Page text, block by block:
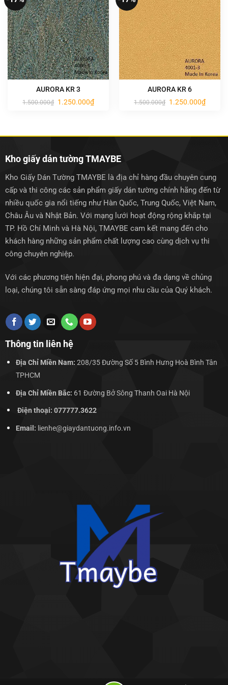
AURORA KR 3
1.500.000₫ Giá
gốc
1.250.000₫Giá
hiện
AURORA KR 6
1.500.000₫ Giá
gốc
1.250.000₫Giá
hiện
Kho giấy dán tường TMAYBE
Kho Giấy Dán Tường TMAYBE là địa chỉ hàng đầu chuyên cung
cấp và thi công các sản phẩm giấy dán tường chính hãng đến từ
nhiều quốc gia nổi tiếng như Hàn Quốc, Trung Quốc, Việt Nam,
Châu Âu và Nhật Bản. Với mạng lưới hoạt động rộng khắp tại
TP. Hồ Chí Minh và Hà Nội, TMAYBE cam kết mang đến cho
khách hàng những sản phẩm chất lượng cao cùng dịch vụ thi
công chuyên nghiệp.
Với các phương tiện hiện đại, phong phú và đa dạng về chủng
loại, chúng tôi sẵn sàng đáp ứng mọi nhu cầu của Quý khách.
Thông tin liên hệ
Địa Chỉ Miền Nam: 208/35 Đường Số 5 Bình Hưng Hoà Bình Tân
TPHCM
Địa Chỉ Miền Bắc: 61 Đường Bở Sông Thanh Oai Hà Nội
Điện thoại: 077777.3622
Email: lienhe@giaydantuong.info.vn